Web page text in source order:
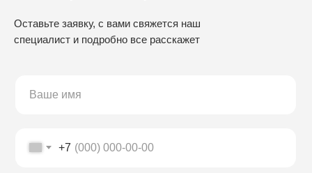
Оставьте заявку, с вами свяжется наш
специалист и подробно все расскажет
+7